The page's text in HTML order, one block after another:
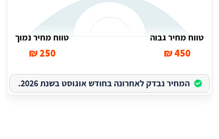
טווח מחיר גבוה
450 ₪
טווח מחיר נמוך
250 ₪
המחיר נבדק לאחרונה בחודש אוגוסט בשנת 2026.